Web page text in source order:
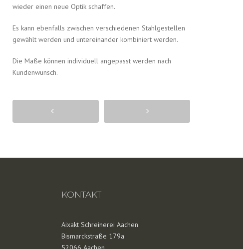
wieder einen neue Optik schaffen.
Es kann ebenfalls zwischen verschiedenen Stahlgestellen
gewählt werden und untereinander kombiniert werden.
Die Maße können individuell angepasst werden nach
Kundenwunsch.
KONTAKT
Aixakt Schreinerei Aachen
Bismarckstraße 179a